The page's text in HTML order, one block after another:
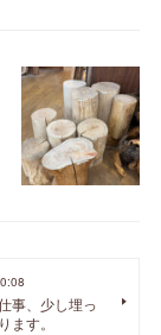
事、少し埋っ
ます。